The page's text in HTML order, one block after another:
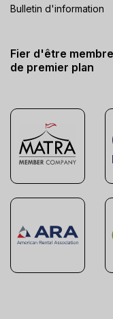
Bulletin d'information
Fier d'être
de premier plan